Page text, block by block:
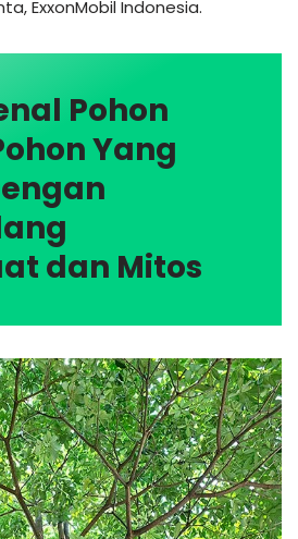
ExxonMobil Indonesia.
Pohon
Yang
dan Mitos